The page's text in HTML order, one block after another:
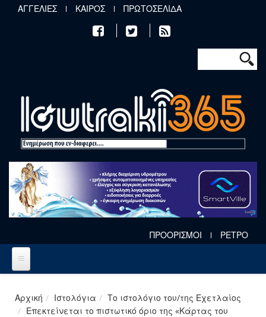
Παράκαμψη προς το κυρίως περιεχόμενο
ΑΓΓΕΛΙΕΣ ΚΑΙΡΟΣ ΠΡΩΤΟΣΕΛΙΔΑ
Φόρμα
Αναζήτηση
ΠΡΟΟΡΙΣΜΟΙ ΡΕΤΡΟ
Αρχική Ιστολόγια
Το ιστολόγιο του/της Εχετλαίος
Επεκτείνεται το πιστωτικό όριο της «Κάρτας του